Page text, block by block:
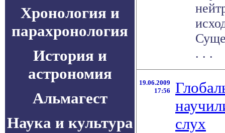
Хронология и
парахронология
История и
астрономия
Альмагест
Наука и культура
. . .
19.06.2009
17:56
слух